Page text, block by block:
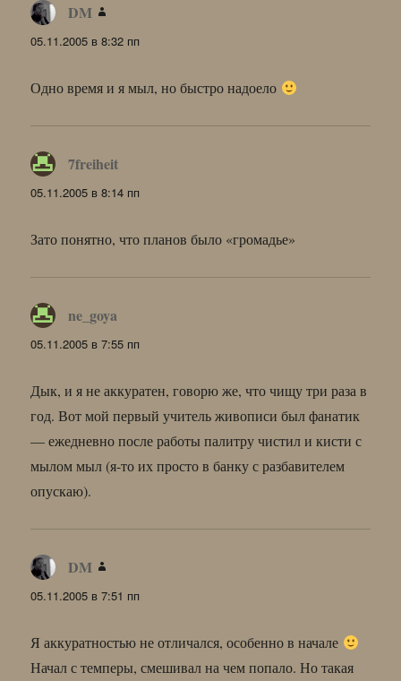
DM
05.11.2005 в 8:32 пп
Одно время и я мыл, но быстро надоело
7freiheit
05.11.2005 в 8:14 пп
Зато понятно, что планов было «громадье»
ne_goya
05.11.2005 в 7:55 пп
Дык, и я не аккуратен, говорю же, что чищу три раза в
год. Вот мой первый учитель живописи был фанатик
— ежедневно после работы палитру чистил и кисти с
мылом мыл (я-то их просто в банку с разбавителем
опускаю).
DM
05.11.2005 в 7:51 пп
Я аккуратностью не отличался, особенно в начале
Начал с темперы, смешивал на чем попало. Но такая